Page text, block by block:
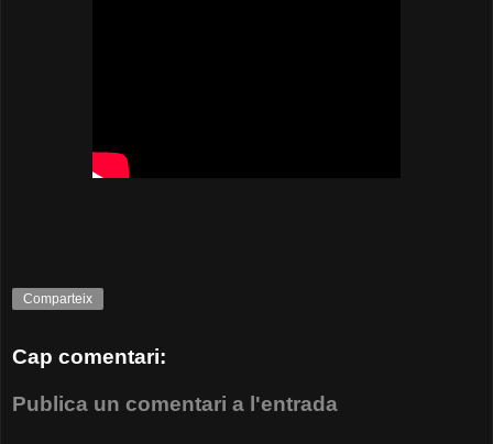
Comparteix
Cap comentari:
Publica un comentari a l'entrada